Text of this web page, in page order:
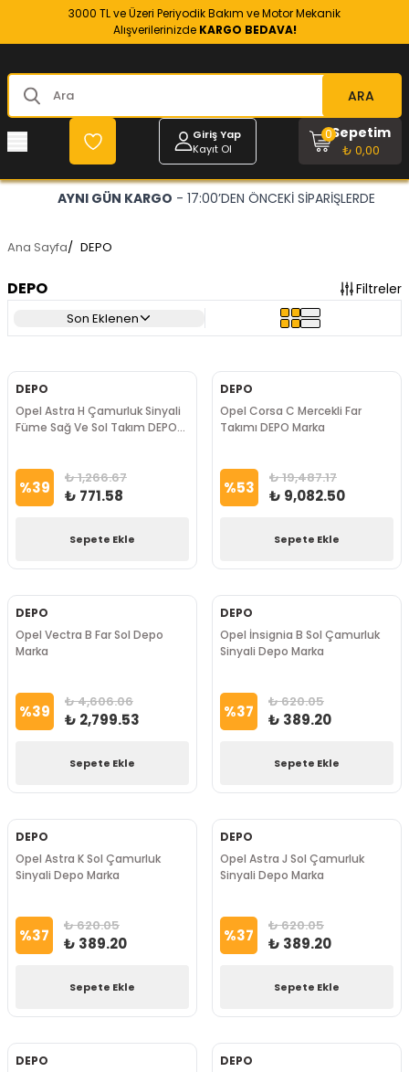
3000 TL ve Üzeri Periyodik Bakım ve Motor Mekanik
Alışverilerinizde KARGO BEDAVA!
ARA
Giriş Yap
Kayıt Ol
Sepetim
₺ 0,00
0
AYNI GÜN KARGO - 17:00’DEN ÖNCEKİ SİPARİŞLERDE
Ana Sayfa/ DEPO
DEPO Filtreler
Son Eklenen
DEPO
Opel Astra H Çamurluk Sinyali
Füme Sağ Ve Sol Takım DEPO
%39 ₺ 1,266.67
₺ 771.58
Sepete Ekle
DEPO
Opel Corsa C Mercekli Far
Takımı DEPO Marka
%53 ₺ 19,487.17
₺ 9,082.50
Sepete Ekle
DEPO
Opel Vectra B Far Sol Depo
Marka
%39 ₺ 4,606.06
₺ 2,799.53
Sepete Ekle
DEPO
Opel İnsignia B Sol Çamurluk
Sinyali Depo Marka
%37 ₺ 620.05
₺ 389.20
Sepete Ekle
DEPO
Opel Astra K Sol Çamurluk
Sinyali Depo Marka
%37 ₺ 620.05
₺ 389.20
Sepete Ekle
DEPO
Opel Astra J Sol Çamurluk
Sinyali Depo Marka
%37 ₺ 620.05
₺ 389.20
Sepete Ekle
DEPO
DEPO